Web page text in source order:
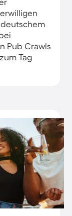
Pub Crawls
Tag